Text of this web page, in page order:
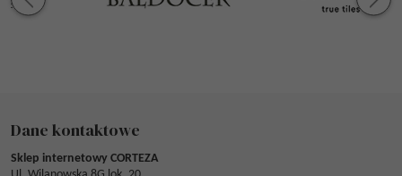
Dane kontaktowe
Sklep internetowy CORTEZA